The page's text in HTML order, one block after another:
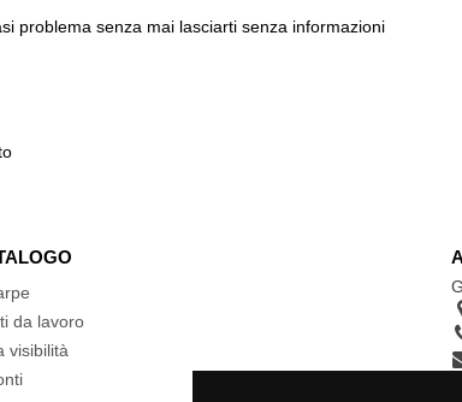
problema senza mai lasciarti senza informazioni
da lavoro
visibilità